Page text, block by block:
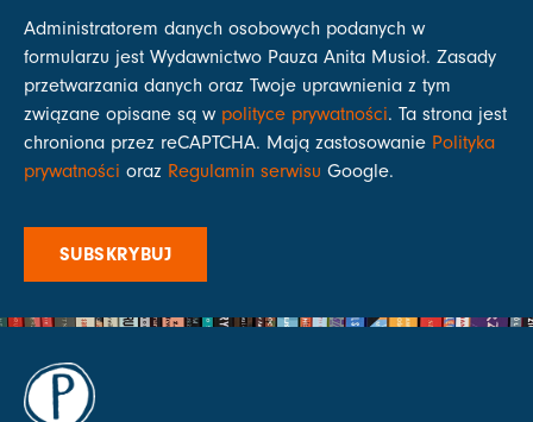
Administratorem danych osobowych podanych w
formularzu jest Wydawnictwo Pauza Anita Musioł. Zasady
przetwarzania danych oraz Twoje uprawnienia z tym
związane opisane są w polityce prywatności. Ta strona jest
chroniona przez reCAPTCHA. Mają zastosowanie Polityka
prywatności oraz Regulamin serwisu Google.
SUBSKRYBUJ